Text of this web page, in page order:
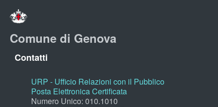
Comune di Genova
Contatti
URP - Ufficio Relazioni con il Pubblico
Posta Elettronica Certificata
Numero Unico: 010.1010